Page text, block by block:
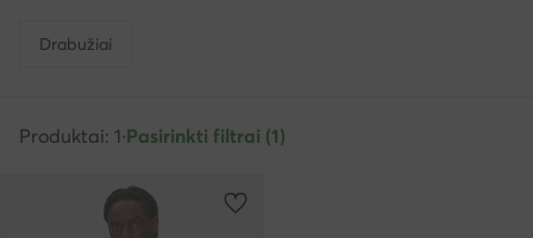
Drabužiai
Produktai: 1·Pasirinkti filtrai (1)